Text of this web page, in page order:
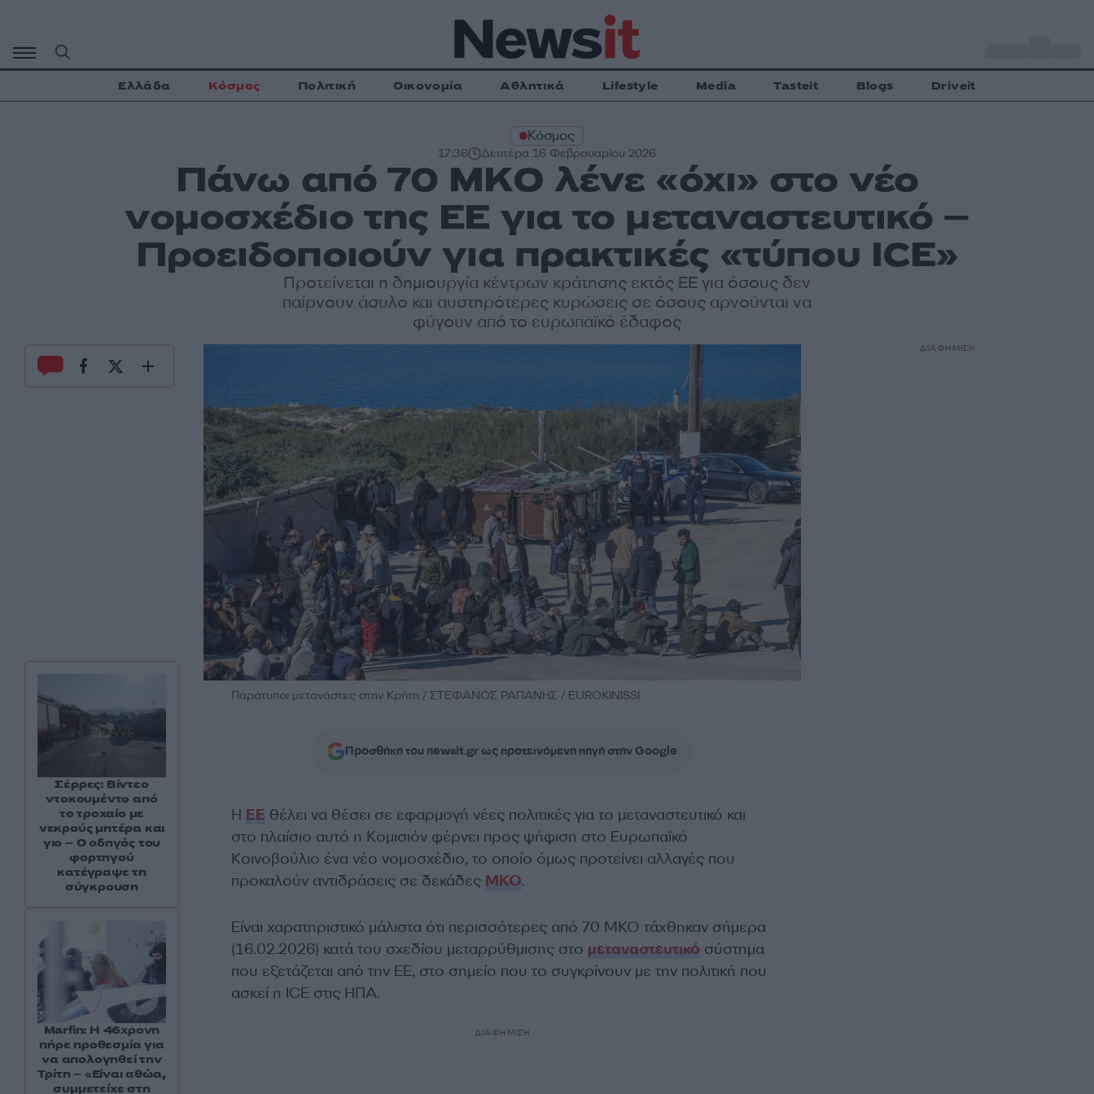
περιεχόμενο
Ελλάδα Κόσμος Πολιτική Οικονομία Αθλητικά Lifestyle Media Tasteit Blogs Driveit
Κόσμος
17:36 Δευτέρα 16 Φεβρουαρίου 2026
Πάνω από 70 ΜΚΟ λένε «όχι» στο νέο
νομοσχέδιο της ΕΕ για το μεταναστευτικό –
Προειδοποιούν για πρακτικές «τύπου ICE»
Προτείνεται η δημιουργία κέντρων κράτησης εκτός ΕΕ για όσους δεν
παίρνουν άσυλο και αυστηρότερες κυρώσεις σε όσους αρνούνται να
φύγουν από το ευρωπαϊκό έδαφος
Παράτυποι μετανάστες στην Κρήτη / ΣΤΕΦΑΝΟΣ ΡΑΠΑΝΗΣ / EUROKINISSI
Προσθήκη του newsit.gr ως προτεινόμενη πηγή στην Google
Η ΕΕ θέλει να θέσει σε εφαρμογή νέες πολιτικές για το μεταναστευτικό και
στο πλαίσιο αυτό η Κομισιόν φέρνει προς ψήφιση στο Ευρωπαϊκό
Κοινοβούλιο ένα νέο νομοσχέδιο, το οποίο όμως προτείνει αλλαγές που
προκαλούν αντιδράσεις σε δεκάδες ΜΚΟ.
Είναι χαρατηριστικό μάλιστα ότι περισσότερες από 70 ΜΚΟ τάχθηκαν σήμερα
(16.02.2026) κατά του σχεδίου μεταρρύθμισης στο μεταναστευτικό σύστημα
που εξετάζεται από την ΕΕ, στο σημείο που το συγκρίνουν με την πολιτική που
ασκεί η ICE στις ΗΠΑ.
ΔΙΑΦΗΜΙΣΗ
Σέρρες: Βίντεο
ντοκουμέντο από
το τροχαίο με
νεκρούς μητέρα και
γιο – Ο οδηγός του
φορτηγού
κατέγραψε τη
σύγκρουση
Marfin: Η 46χρονη
πήρε προθεσμία για
να απολογηθεί την
Τρίτη – «Είναι αθώα,
συμμετείχε στη
ΔΙΑΦΗΜΙΣΗ